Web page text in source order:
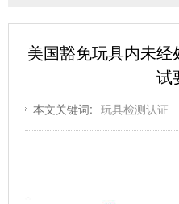
美国豁免玩具内未
试
本文关键词: 玩具检测认证